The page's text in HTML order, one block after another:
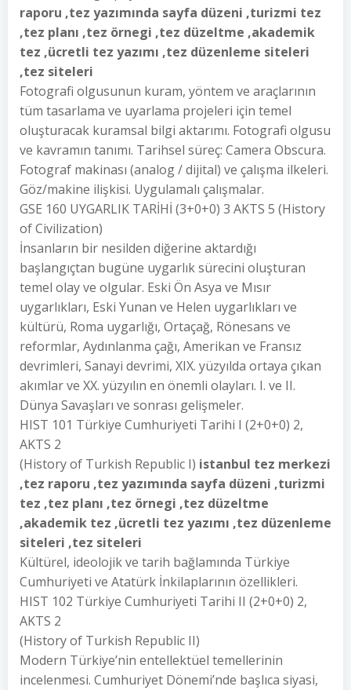
raporu ,tez yazımında sayfa düzeni ,turizmi tez
,tez planı ,tez örnegi ,tez düzeltme ,akademik
tez ,ücretli tez yazımı ,tez düzenleme siteleri
,tez siteleri
Fotografi olgusunun kuram, yöntem ve araçlarının
tüm tasarlama ve uyarlama projeleri için temel
oluşturacak kuramsal bilgi aktarımı. Fotografi olgusu
ve kavramın tanımı. Tarihsel süreç: Camera Obscura.
Fotograf makinası (analog / dijital) ve çalışma ilkeleri.
Göz/makine ilişkisi. Uygulamalı çalışmalar.
GSE 160 UYGARLIK TARİHİ (3+0+0) 3 AKTS 5 (History
of Civilization)
İnsanların bir nesilden diğerine aktardığı
başlangıçtan bugüne uygarlık sürecini oluşturan
temel olay ve olgular. Eski Ön Asya ve Mısır
uygarlıkları, Eski Yunan ve Helen uygarlıkları ve
kültürü, Roma uygarlığı, Ortaçağ, Rönesans ve
reformlar, Aydınlanma çağı, Amerikan ve Fransız
devrimleri, Sanayi devrimi, XIX. yüzyılda ortaya çıkan
akımlar ve XX. yüzyılın en önemli olayları. I. ve II.
Dünya Savaşları ve sonrası gelişmeler.
HIST 101 Türkiye Cumhuriyeti Tarihi I (2+0+0) 2,
AKTS 2
(History of Turkish Republic I) istanbul tez merkezi
,tez raporu ,tez yazımında sayfa düzeni ,turizmi
tez ,tez planı ,tez örnegi ,tez düzeltme
,akademik tez ,ücretli tez yazımı ,tez düzenleme
siteleri ,tez siteleri
Kültürel, ideolojik ve tarih bağlamında Türkiye
Cumhuriyeti ve Atatürk İnkilaplarının özellikleri.
HIST 102 Türkiye Cumhuriyeti Tarihi II (2+0+0) 2,
AKTS 2
(History of Turkish Republic II)
Modern Türkiye’nin entellektüel temellerinin
incelenmesi. Cumhuriyet Dönemi’nde başlıca siyasi,